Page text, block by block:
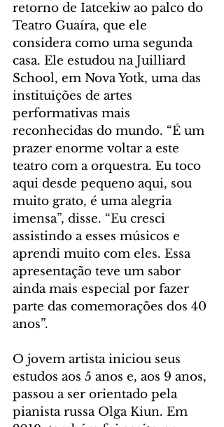
retorno de Iatcekiw ao palco do
Teatro Guaíra, que ele
considera como uma segunda
casa. Ele estudou na Juilliard
School, em Nova Yotk, uma das
instituições de artes
performativas mais
reconhecidas do mundo. “É um
prazer enorme voltar a este
teatro com a orquestra. Eu toco
aqui desde pequeno aqui, sou
muito grato, é uma alegria
imensa”, disse. “Eu cresci
assistindo a esses músicos e
aprendi muito com eles. Essa
apresentação teve um sabor
ainda mais especial por fazer
parte das comemorações dos 40
anos”.
O jovem artista iniciou seus
estudos aos 5 anos e, aos 9 anos,
passou a ser orientado pela
pianista russa Olga Kiun. Em